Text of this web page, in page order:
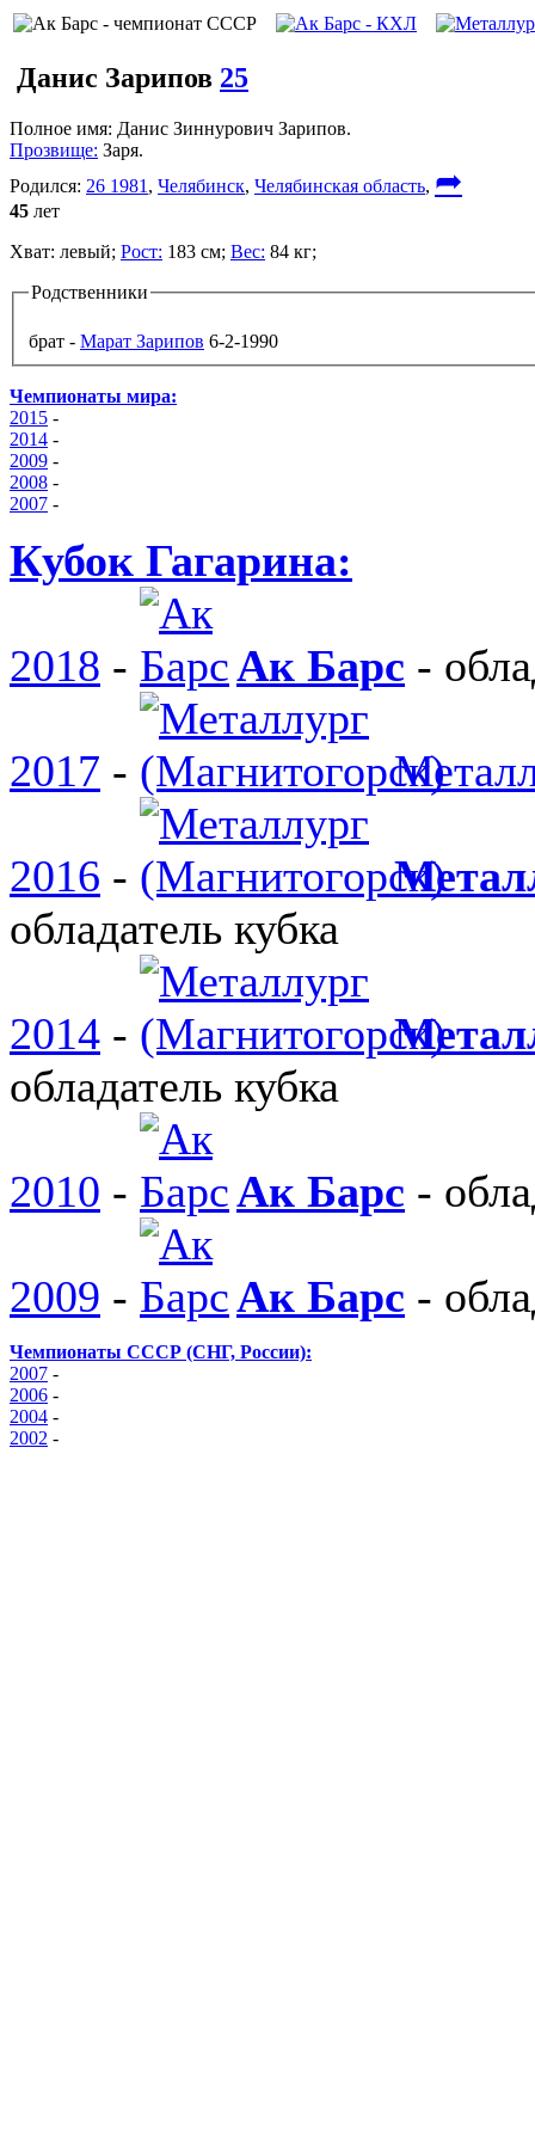
Данис Зарипов 25
Полное имя: Данис Зиннурович Зарипов.
Прозвище: Заря.
Родился: 26 1981 , Челябинск, Челябинская область, ➦
45 лет
Хват: левый; Рост: 183 см; Вес: 84 кг;
Родственники
брат - Марат Зарипов 6-2-1990
Чемпионаты мира:
2015 -
2014 -
2009 -
2008 -
2007 -
Кубок Гагарина:
2018 - Ак Барс -
2017 -
2016 -
обладатель кубка
2014 -
обладатель кубка
2010 - Ак Барс -
2009 - Ак Барс -
Чемпионаты СССР (СНГ, России):
2007 -
2006 -
2004 -
2002 -